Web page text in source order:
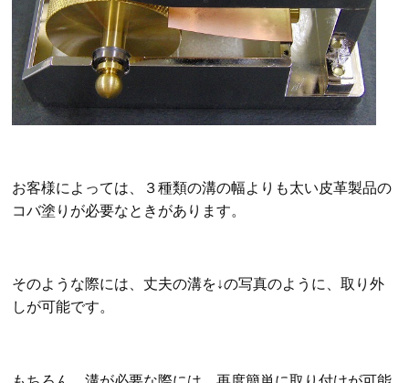
お客様によっては、３種類の溝の幅よりも太い皮革製品の
コバ塗りが必要なときがあります。
そのような際には、丈夫の溝を↓の写真のように、取り外
しが可能です。